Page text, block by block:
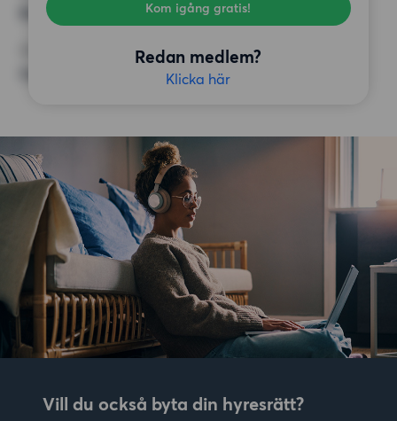
Kom igång gratis!
Redan medlem?
Klicka här
Balkong,
ÖVRIGA PREFERENSER
Inga speciella preferenser
Vill du också byta din hyresrätt?